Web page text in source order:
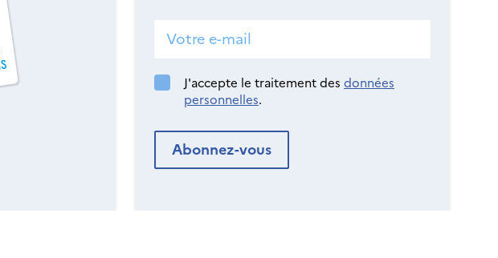
J'accepte le traitement des données
personnelles.